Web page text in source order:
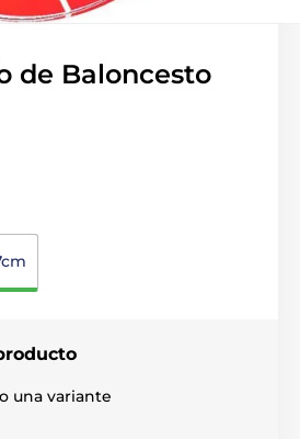
de Baloncesto
una variante